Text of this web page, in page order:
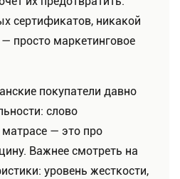
сертификатов, никакой
просто маркетинговое
покупатели давно
слово
матрасе — это про
Важнее смотреть на
уровень жесткости,